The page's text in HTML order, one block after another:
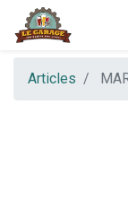
Articles